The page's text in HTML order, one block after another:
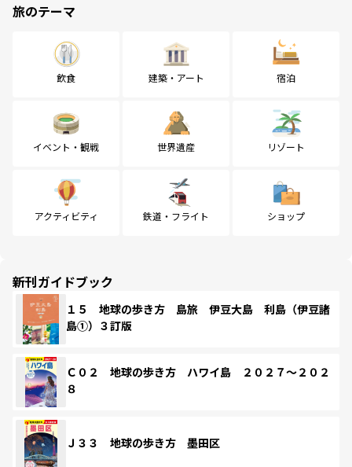
旅のテーマ
飲食 建築・アート 宿泊
イベント・観戦 世界遺産 リゾート
アクティビティ 鉄道・フライト ショップ
新刊ガイドブック
１５ 地球の歩き方 島旅 伊豆大島 利島（伊豆諸
島①）３訂版
Ｃ０２ 地球の歩き方 ハワイ島 ２０２７～２０２
８
Ｊ３３ 地球の歩き方 墨田区